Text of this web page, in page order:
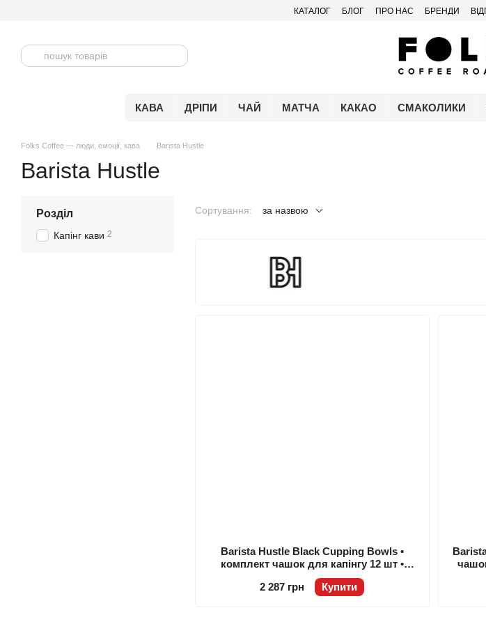
КАТАЛОГ БЛОГ ПРО НАС БРЕНДИ
КАВА ДРІПИ ЧАЙ МАТЧА КАКАО СМАКОЛИКИ
Folks Coffee — люди, емоції, кава Barista Hustle
Barista Hustle
Сортування: за назвою
Barista Hustle Black Cupping Bowls •
комплект чашок для капінгу 12 шт •
колір Чорний
2 287 грн
Купити
Розділ
Капінг кави 2